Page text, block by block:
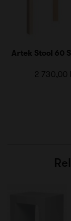
Artek Stool 60
2 730,00